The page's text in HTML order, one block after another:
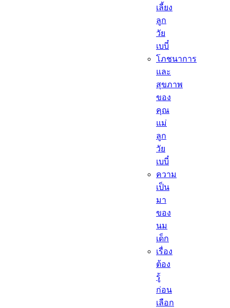
เลี้ยง
ลูก
วัย
เบบี๋
โภชนาการ
และ
สุขภาพ
ของ
คุณ
แม่
ลูก
วัย
เบบี๋
ความ
เป็น
มา
ของ
นม
เด็ก
เรื่อง
ต้อง
รู้
ก่อน
เลือก